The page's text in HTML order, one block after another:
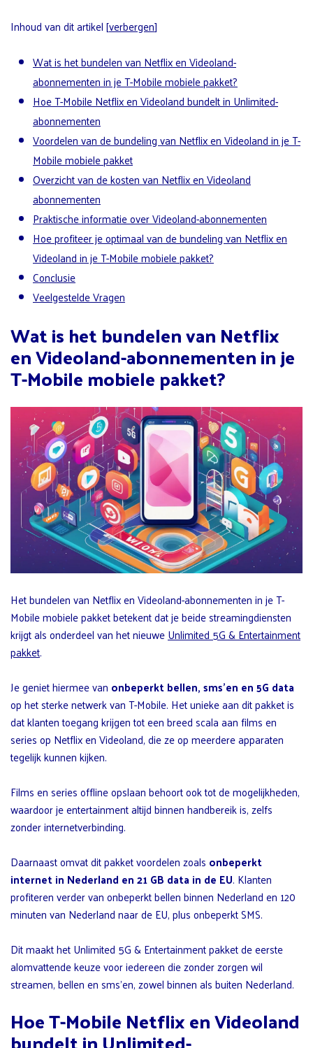
Inhoud van dit artikel[verbergen]
Wat is het bundelen van Netflix en Videoland-
abonnementen in je T-Mobile mobiele pakket?
Hoe T-Mobile Netflix en Videoland bundelt in Unlimited-
abonnementen
Voordelen van de bundeling van Netflix en Videoland in je T-
Mobile mobiele pakket
Overzicht van de kosten van Netflix en Videoland
abonnementen
Praktische informatie over Videoland-abonnementen
Hoe profiteer je optimaal van de bundeling van Netflix en
Videoland in je T-Mobile mobiele pakket?
Conclusie
Veelgestelde Vragen
Wat is het bundelen van Netflix
en Videoland-abonnementen in je
T-Mobile mobiele pakket?
Het bundelen van Netflix en Videoland-abonnementen in je T-
Mobile mobiele pakket betekent dat je beide streamingdiensten
krijgt als onderdeel van het nieuweUnlimited 5G & Entertainment
pakket.
Je geniet hiermee van onbeperkt bellen, sms’en en 5G data
op het sterke netwerk van T-Mobile. Het unieke aan dit pakket is
dat klanten toegang krijgen tot een breed scala aan films en
series op Netflix en Videoland, die ze op meerdere apparaten
tegelijk kunnen kijken.
Films en series offline opslaan behoort ook tot de mogelijkheden,
waardoor je entertainment altijd binnen handbereik is, zelfs
zonder internetverbinding.
Daarnaast omvat dit pakket voordelen zoals onbeperkt
internet in Nederland en 21 GB data in de EU. Klanten
profiteren verder van onbeperkt bellen binnen Nederland en 120
minuten van Nederland naar de EU, plus onbeperkt SMS.
Dit maakt het Unlimited 5G & Entertainment pakket de eerste
alomvattende keuze voor iedereen die zonder zorgen wil
streamen, bellen en sms’en, zowel binnen als buiten Nederland.
Hoe T-Mobile Netflix en Videoland